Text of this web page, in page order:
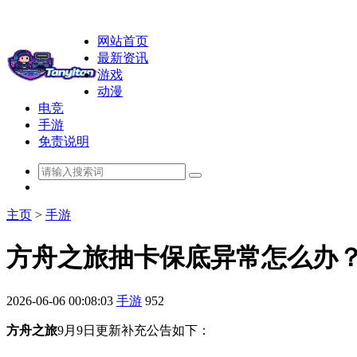
网站首页
最新资讯
游戏
动漫
电竞
手游
免责说明
主页 > 手游
方舟之旅抽卡保底异常怎么办
2026-06-06 00:08:03 手游 952
方舟之旅9月9日更新补充公告如下：